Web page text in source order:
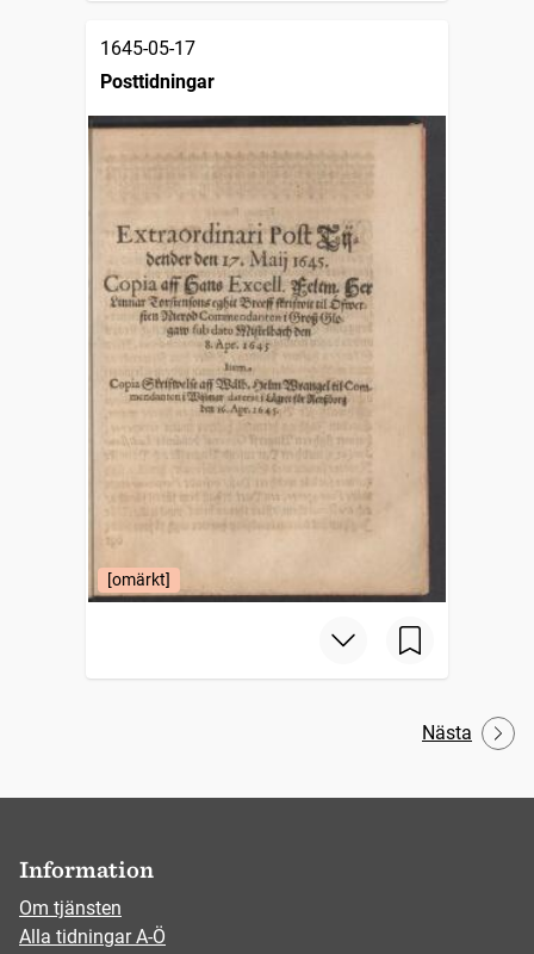
1645-05-17
Posttidningar
[omärkt]
Nästa
Information
Om tjänsten
Alla tidningar A-Ö